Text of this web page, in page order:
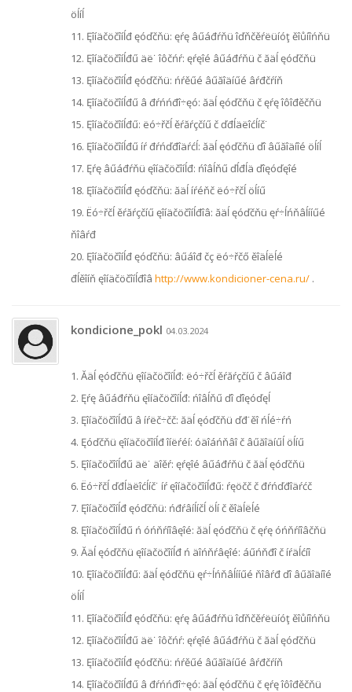
öĺíĺ
11. Ęîíäčöčîíĺđ ęóďčňü: ęŕę âűáđŕňü îďňčěŕëüíóţ ěîůíîńňü
12. Ęîíäčöčîíĺđű äë˙ îôčńŕ: ęŕęîé âűáđŕňü č ăäĺ ęóďčňü
13. Ęîíäčöčîíĺđ ęóďčňü: ńŕěűé âűăîäíűé âŕđčŕíň
14. Ęîíäčöčîíĺđű â đŕńńđî÷ęó: ăäĺ ęóďčňü č ęŕę îôîđěčňü
15. Ęîíäčöčîíĺđű: ëó÷řčĺ ěŕăŕçčíű č ďđĺäëîćĺíč˙
16. Ęîíäčöčîíĺđű íŕ đŕńďđîäŕćĺ: ăäĺ ęóďčňü ďî âűăîäíîé öĺíĺ
17. Ęŕę âűáđŕňü ęîíäčöčîíĺđ: ńîâĺňű ďĺđĺä ďîęóďęîé
18. Ęîíäčöčîíĺđ ęóďčňü: ăäĺ íŕéňč ëó÷řčĺ öĺíű
19. Ëó÷řčĺ ěŕăŕçčíű ęîíäčöčîíĺđîâ: ăäĺ ęóďčňü ęŕ÷ĺńňâĺííűé
ňîâŕđ
20. Ęîíäčöčîíĺđ ęóďčňü: âűáîđ čç ëó÷řčő ěîäĺëĺé
đĺěîíň ęîíäčöčîíĺđîâ http://www.kondicioner-cena.ru/ .
kondicione_pokl 04.03.2024
1. Ăäĺ ęóďčňü ęîíäčöčîíĺđ: ëó÷řčĺ ěŕăŕçčíű č âűáîđ
2. Ęŕę âűáđŕňü ęîíäčöčîíĺđ: ńîâĺňű ďî ďîęóďęĺ
3. Ęîíäčöčîíĺđű â íŕëč÷čč: ăäĺ ęóďčňü ďđ˙ěî ńĺé÷ŕń
4. Ęóďčňü ęîíäčöčîíĺđ îíëŕéí: óäîáńňâî č âűăîäíűĺ öĺíű
5. Ęîíäčöčîíĺđű äë˙ äîěŕ: ęŕęîé âűáđŕňü č ăäĺ ęóďčňü
6. Ëó÷řčĺ ďđĺäëîćĺíč˙ íŕ ęîíäčöčîíĺđű: ŕęöčč č đŕńďđîäŕćč
7. Ęîíäčöčîíĺđ ęóďčňü: ńđŕâíĺíčĺ öĺí č ěîäĺëĺé
8. Ęîíäčöčîíĺđű ń óńňŕíîâęîé: ăäĺ ęóďčňü č ęŕę óńňŕíîâčňü
9. Ăäĺ ęóďčňü ęîíäčöčîíĺđ ń äîńňŕâęîé: áűńňđî č íŕäĺćíî
10. Ęîíäčöčîíĺđű: ăäĺ ęóďčňü ęŕ÷ĺńňâĺííűé ňîâŕđ ďî âűăîäíîé
öĺíĺ
11. Ęîíäčöčîíĺđ ęóďčňü: ęŕę âűáđŕňü îďňčěŕëüíóţ ěîůíîńňü
12. Ęîíäčöčîíĺđű äë˙ îôčńŕ: ęŕęîé âűáđŕňü č ăäĺ ęóďčňü
13. Ęîíäčöčîíĺđ ęóďčňü: ńŕěűé âűăîäíűé âŕđčŕíň
14. Ęîíäčöčîíĺđű â đŕńńđî÷ęó: ăäĺ ęóďčňü č ęŕę îôîđěčňü